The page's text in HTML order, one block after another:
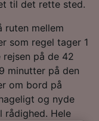
til det rette sted.
ruten mellem
som regel tager 1
på de 42
minutter på den
om bord på
og nyde
rådighed. Hele